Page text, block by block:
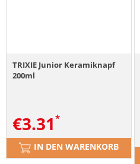
TRIXIE Junior Keramiknapf
200ml
€3.31
IN DEN WARENKORB